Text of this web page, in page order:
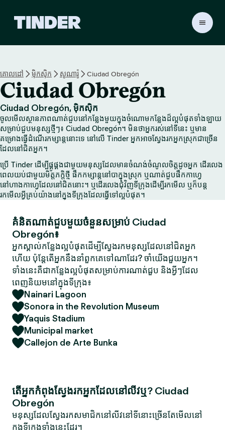
T
i
n
d
e
r
គោលដៅ ម៉ិកស៊ិក សូណារ៉ូ Ciudad Obregón
Ciudad Obregón
Ciudad Obregón, ម៉ិកស៊ិក
ចូលមើលស្ថានភាពណាត់ជួបនៅកន្លែងមួយក្នុងចំណោមកន្លែងដ៏ល្អបំផុតទាំងឡាយ
សម្រាប់ជួបមនុស្សថ្មីៗ៖ Ciudad Obregón។ មិនថាអ្នករស់នៅទីនេះ ឬមាន
គម្រោងធ្វើដំណើរកម្សាន្តនោះទេ នៅលើ Tinder អ្នកអាចស្វែងរកអ្នកស្រុកជាច្រើន
ដែលនៅជិតអ្នក។
ប្រើ Tinder ដើម្បីផ្គូផ្គងជាមួយមនុស្សដែលមានចំណង់ចំណូលចិត្តដូចអ្នក ដើរលេង
ពេលយប់ជាមួយមិត្តភក្តិថ្មី ផឹកកម្សាន្តនៅបាក្នុងស្រុក ឬណាត់ជួបផឹកកាហ្វេ
នៅហាងកាហ្វេដែលនៅជិតនោះ។ ឬដើរលេងជុំវិញទីក្រុងដើម្បីរកមើល ឬក៏បន្ត
រកមើលអ្វីគ្រប់យ៉ាងនៅក្នុងទីក្រុងដែលធ្វើទៅល្អបំផុត។
គំនិតណាត់ជួបមួយចំនួនសម្រាប់ Ciudad
Obregón៖
អ្នកស្គាល់កន្លែងល្អបំផុតដើម្បីស្វែងរកមនុស្សដែលនៅជិតអ្នក
ហើយ ប៉ុន្តែតើអ្នកនឹងនាំពួកគេទៅណាដែរ? ចាំយើងជួយអ្នក។
ទាំងនេះគឺជាកន្លែងល្អបំផុតសម្រាប់ការណាត់ជួប និងអ្វីៗដែល
ពេញនិយមនៅក្នុងទីក្រុង៖
Nainari Lagoon
Sonora in the Revolution Museum
Yaquis Stadium
Municipal market
Callejon de Arte Bunka
តើអ្នកកំពុងស្វែងរកអ្នកដែលនៅលីវឬ? Ciudad
Obregón
មនុស្សដែលស្វែងរកសមាជិកនៅលីវនៅទីនោះច្រើនតែមើលនៅ
ក្នុងទីក្រុងទាំងនេះដែរ។